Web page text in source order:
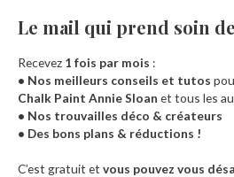
Accueil
Le mail qui prend soin
Recevez 1 fois par mois :
• Nos meilleurs conseils et tutos
Chalk Paint Annie Sloan et tous les
• Nos trouvailles déco & créateurs
• Des bons plans & réductions !
C’est gratuit et vous pouvez vous